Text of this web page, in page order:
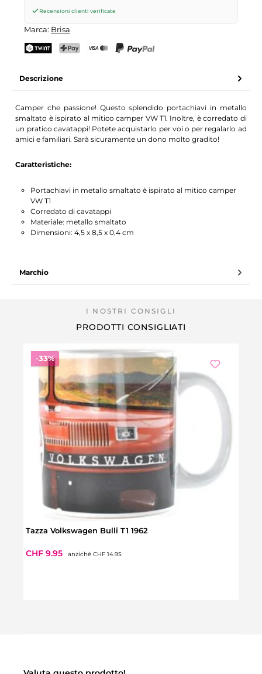
Recensioni clienti verificate
Marca: Brisa
Descrizione
Camper che passione! Questo splendido portachiavi in metallo
smaltato è ispirato al mitico camper VW T1. Inoltre, è corredato di
un pratico cavatappi! Potete acquistarlo per voi o per regalarlo ad
amici e familiari. Sarà sicuramente un dono molto gradito!
Caratteristiche:
Portachiavi in metallo smaltato è ispirato al mitico camper
VW T1
Corredato di cavatappi
Materiale: metallo smaltato
Dimensioni: 4,5 x 8,5 x 0,4 cm
Marchio
PRODOTTI CONSIGLIATI
-33%Sconto
Tazza Volkswagen Bulli T1 1962
Prezzo di vendita:
CHF 9.95 anziché CHF 14.95